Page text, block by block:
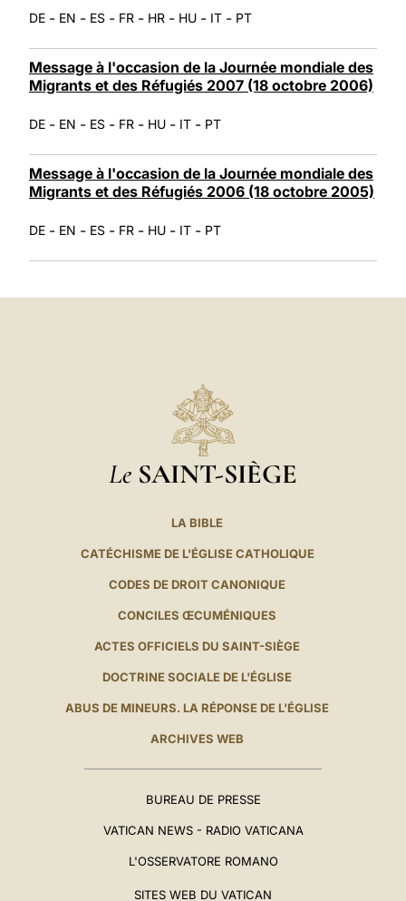
DE - EN - ES - FR - HR - HU - IT - PT
Message à l'occasion de la Journée mondiale des
Migrants et des Réfugiés 2007 (18 octobre 2006)
DE - EN - ES - FR - HU - IT - PT
Message à l'occasion de la Journée mondiale des
Migrants et des Réfugiés 2006 (18 octobre 2005)
DE - EN - ES - FR - HU - IT - PT
Le SAINT-SIÈGE
LA BIBLE
CATÉCHISME DE L'ÉGLISE CATHOLIQUE
CODES DE DROIT CANONIQUE
CONCILES ŒCUMÉNIQUES
ACTES OFFICIELS DU SAINT-SIÈGE
DOCTRINE SOCIALE DE L'ÉGLISE
ABUS DE MINEURS. LA RÉPONSE DE L'ÉGLISE
ARCHIVES WEB
BUREAU DE PRESSE
VATICAN NEWS - RADIO VATICANA
L'OSSERVATORE ROMANO
SITES WEB DU VATICAN